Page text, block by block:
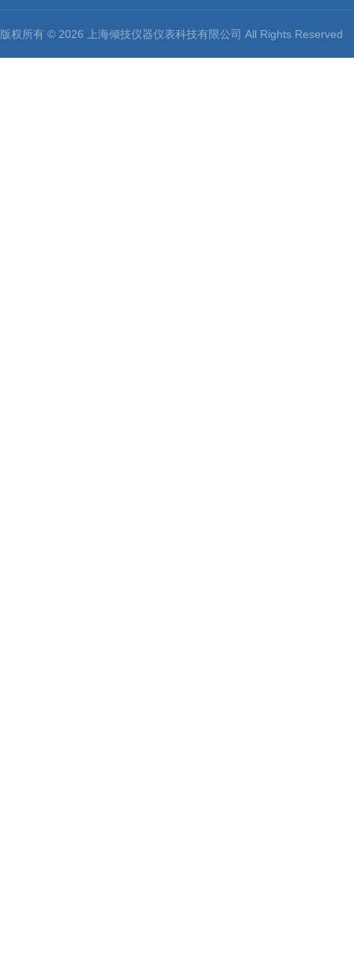
版权所有 © 2026 上海倾技仪器仪表科技有限公司 All Rights